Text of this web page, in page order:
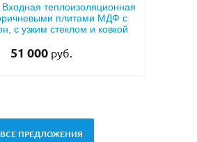
Арт-ММ1570Входная дверь с
металлофиленкой, бугельной ручкой и
темно-серым порошковым покрытием
ВСЕ ПРЕДЛОЖЕНИЯ